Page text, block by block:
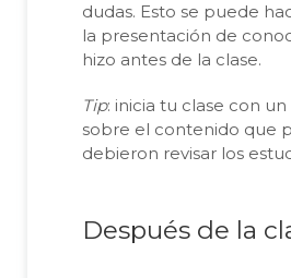
dudas. Esto se puede
la presentación de
hizo antes de la clase.
Tip: inicia tu clase con
sobre el contenido que
debieron revisar los
Después de la